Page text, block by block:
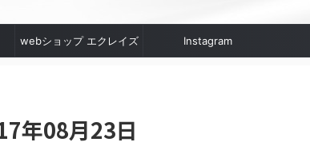
webショップ エクレイズ Instagram
年08月23日